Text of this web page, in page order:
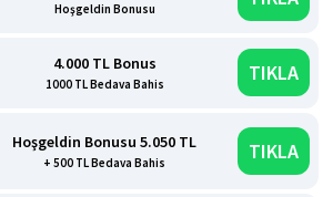
Hoşgeldin Bonusu
4.000 TL Bonus
1000 TL Bedava Bahis TIKLA
Hoşgeldin Bonusu 5.050 TL
+ 500 TL Bedava Bahis TIKLA